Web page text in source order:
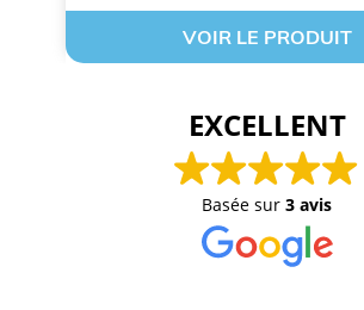
VOIR LE PRODUIT
EXCELLENT
Basée sur3 avis